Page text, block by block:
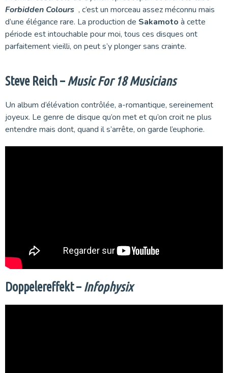
Forbidden Colours , c’est un morceau assez méconnu mais
d’une élégance rare. La production de Sakamoto à cette
période est intouchable pour moi, tous ces disques ont
parfaitement vieilli, on peut s’y plonger sans crainte.
Steve Reich – Music For 18 Musicians
Un album d’élévation contrôlée, a-romantique, sereinement
joyeux. Le genre de disque qu’on met et qu’on croit ne plus
entendre mais dont, quand il s’arrête, on garde l’euphorie.
Doppelereffekt – Infophysix